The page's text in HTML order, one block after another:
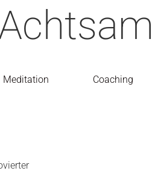
Meditation Coaching